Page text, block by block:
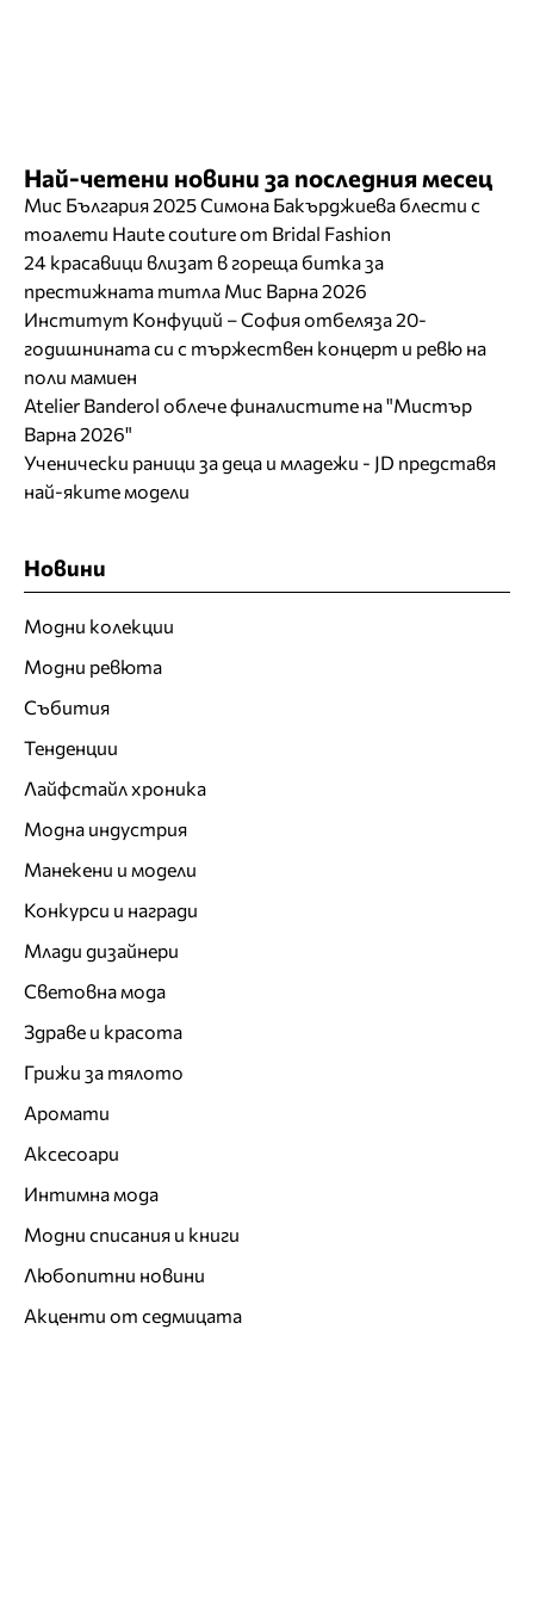
Най-четени новини за последния месец
Мис България 2025 Симона Бакърджиева блести с
тоалети Haute couture от Bridal Fashion
24 красавици влизат в гореща битка за
престижната титла Мис Варна 2026
Институт Конфуций – София отбеляза 20-
годишнината си с тържествен концерт и ревю на
поли мамиен
Atelier Banderol облече финалистите на "Мистър
Варна 2026"
Ученически раници за деца и младежи - JD представя
най-яките модели
Новини
Модни колекции
Модни ревюта
Събития
Тенденции
Лайфстайл хроника
Модна индустрия
Манекени и модели
Конкурси и награди
Млади дизайнери
Световна мода
Здраве и красота
Грижи за тялото
Аромати
Аксесоари
Интимна мода
Модни списания и книги
Любопитни новини
Акценти от седмицата